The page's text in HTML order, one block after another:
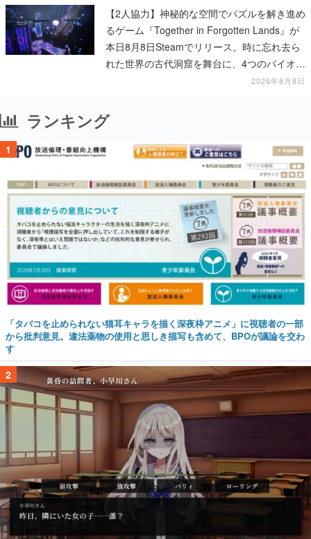
【2人協力】神秘的な空間でパズルを解き進め
るゲーム『Together in Forgotten Lands』が
本日8月8日Steamでリリース。時に忘れ去ら
れた世界の古代洞窟を舞台に、4つのバイオー
2026年8月8日
ランキング
1
「タバコを止められない猫耳キャラを描く深夜枠アニメ」に視聴者の一部
から批判意見。違法薬物の使用と思しき描写も含めて、BPOが議論を交わ
す
2